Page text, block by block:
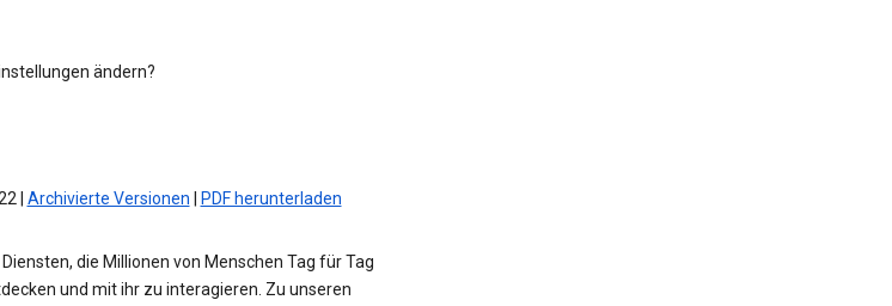
ändern?
| Archivierte Versionen PDF herunterladen
die Millionen von Menschen Tag für Tag
und mit ihr zu interagieren. Zu unseren